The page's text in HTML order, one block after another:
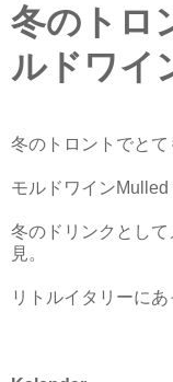
冬のトロ
ルドワイ
冬のトロントでとて
モルドワインMulled
冬のドリンクとし
見。
リトルイタリーに